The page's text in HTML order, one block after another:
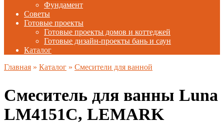
Фундамент
Советы
Готовые проекты
Готовые проекты домов и коттеджей
Готовые дизайн-проекты бань и саун
Каталог
Главная » Каталог » Смесители для ванной
Смеситель для ванны Luna
LM4151C, LEMARK